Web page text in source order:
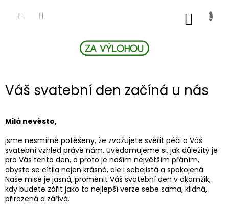
Váš svatební den začíná u nás
Milá nevěsto,
jsme nesmírně potěšeny, že zvažujete svěřit péči o Váš
svatební vzhled právě nám. Uvědomujeme si, jak důležitý je
pro Vás tento den, a proto je naším největším přáním,
abyste se cítila nejen krásná, ale i sebejistá a spokojená.
Naše mise je jasná, proměnit Váš svatební den v okamžik,
kdy budete zářit jako ta nejlepší verze sebe sama, klidná,
přirozená a zářivá.